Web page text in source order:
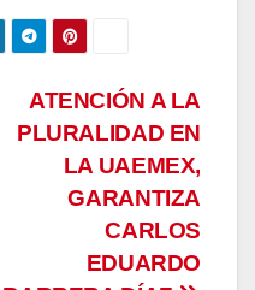
ATENCIÓN A LA
PLURALIDAD EN
LA UAEMEX,
GARANTIZA
CARLOS
EDUARDO